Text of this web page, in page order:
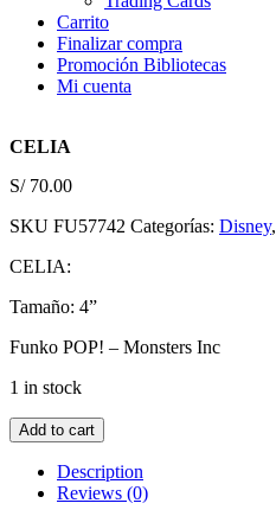
Carrito
Finalizar compra
Promoción Bibliotecas
Mi cuenta
CELIA
S/70.00
SKU FU57742 Categorías: Disney,
CELIA:
Tamaño: 4”
Funko POP! – Monsters Inc
1 in stock
CELIA
quantity
Add to cart
Description
Reviews (0)